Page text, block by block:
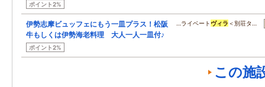
ポイント2%
伊勢志摩ビュッフェにもう一皿プラス！松阪
牛もしくは伊勢海老料理 大人一人一皿付♪
ポイント2%
…ライベート ヴィラ ＜別荘タ…
この施